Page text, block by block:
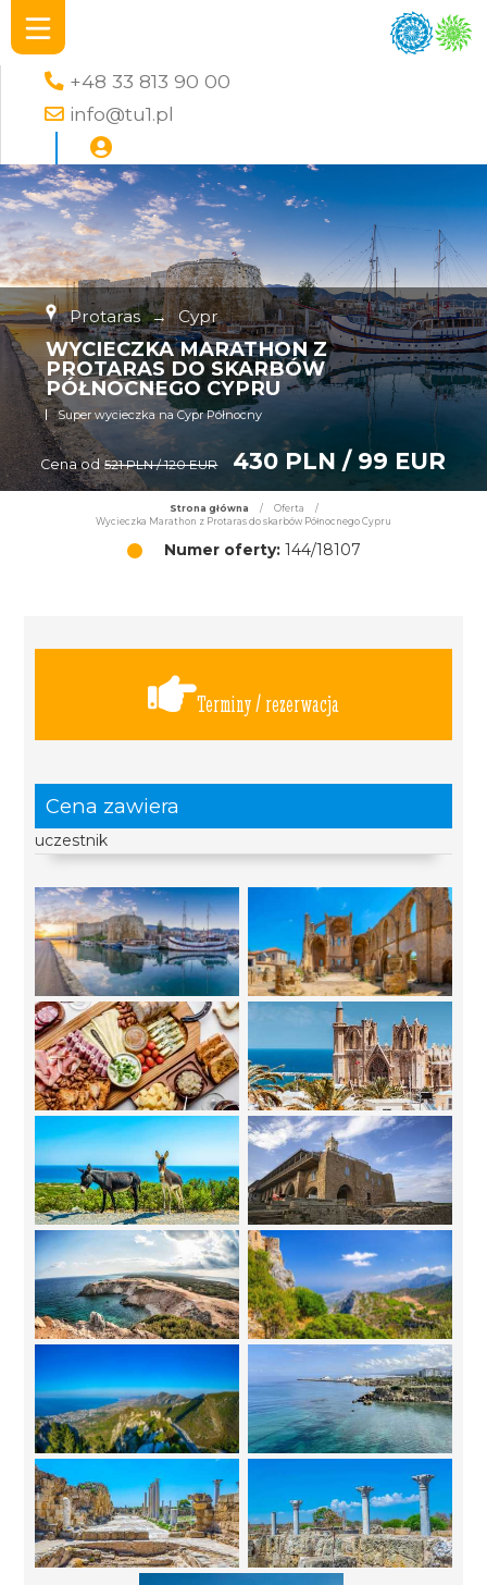
+48 33 813 90 00
info@tu1.pl
Protaras → Cypr
WYCIECZKA MARATHON Z
PROTARAS DO SKARBÓW
PÓŁNOCNEGO CYPRU
Super wycieczka na Cypr Północny
Cena od 521 PLN / 120 EUR 430 PLN / 99 EUR
Strona główna / Oferta
/
Wycieczka Marathon z Protaras do skarbów Północnego Cypru
Numer oferty:144/18107
Terminy / rezerwacja
Cena zawiera
uczestnik